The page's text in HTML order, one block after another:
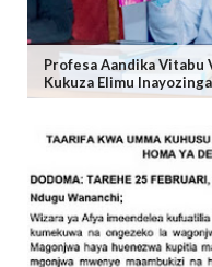
Profesa Aandika Vitabu
Kukuza Elimu